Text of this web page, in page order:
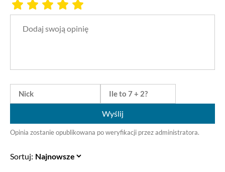
Wyślij
Opinia zostanie opublikowana po weryfikacji przez administratora.
Sortuj: